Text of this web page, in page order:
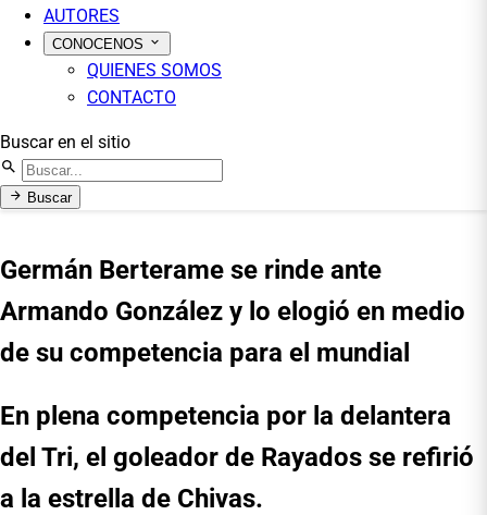
AUTORES
CONOCENOS
QUIENES SOMOS
CONTACTO
Buscar en el sitio
Buscar
Germán Berterame se rinde ante
Armando González y lo elogió en medio
de su competencia para el mundial
En plena competencia por la delantera
del Tri, el goleador de Rayados se refirió
a la estrella de Chivas.